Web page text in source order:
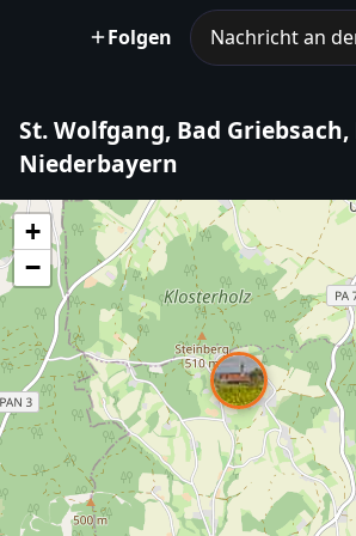
Folgen Nachricht an
St. Wolfgang, Bad Griebsach,
Niederbayern
+
−